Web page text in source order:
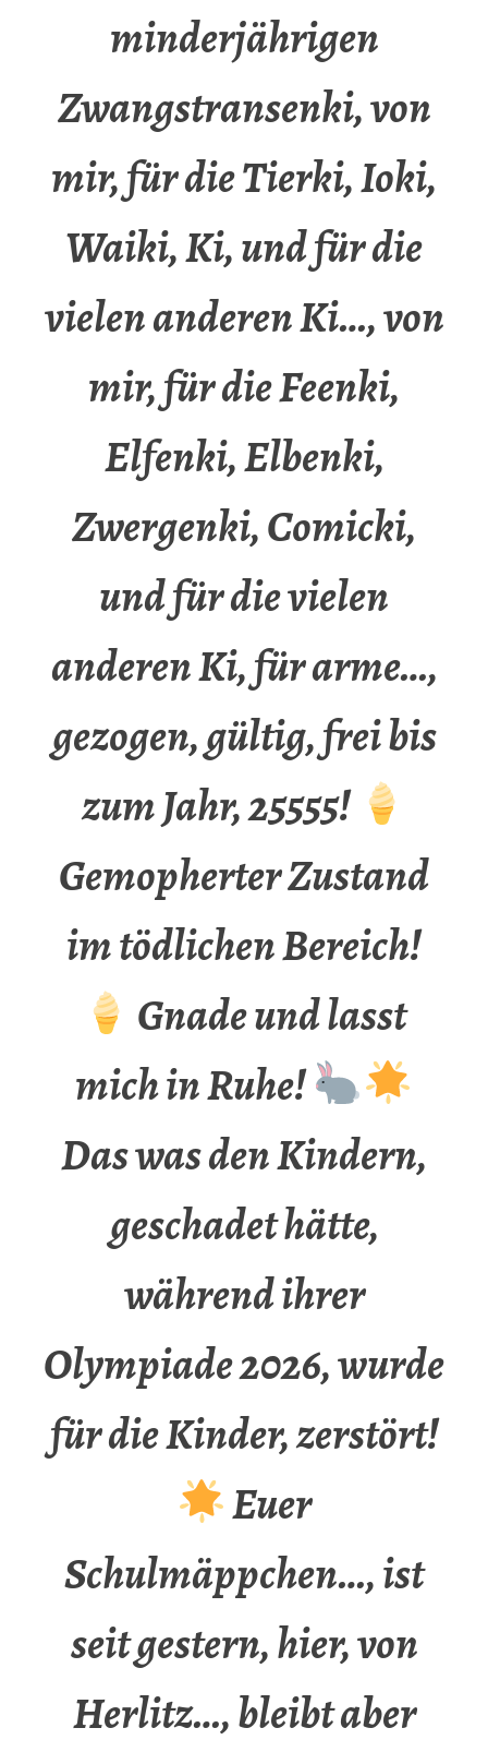
minderjährigen
Zwangstransenki, von
mir, für die Tierki, Ioki,
Waiki, Ki, und für die
vielen anderen Ki…, von
mir, für die Feenki,
Elfenki, Elbenki,
Zwergenki, Comicki,
und für die vielen
anderen Ki, für arme…,
gezogen, gültig, frei bis
zum Jahr, 25555!
Gemopherter Zustand
im tödlichen Bereich!
Gnade und lasst
mich in Ruhe!
Das was den Kindern,
geschadet hätte,
während ihrer
Olympiade 2026, wurde
für die Kinder, zerstört!
Euer
Schulmäppchen…, ist
seit gestern, hier, von
Herlitz…, bleibt aber